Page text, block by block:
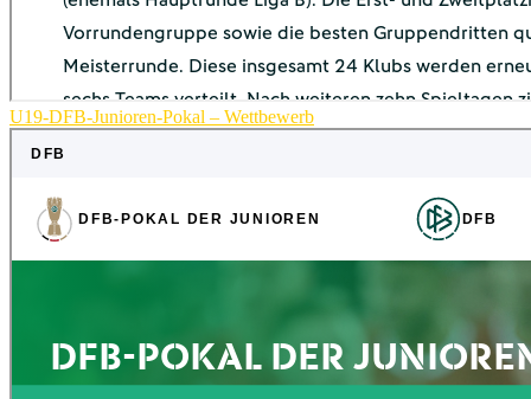
U19-DFB-Junioren-Pokal – Wettbewerb